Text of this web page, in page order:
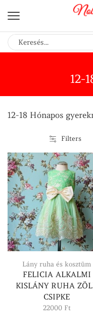
12-
12-18 Hónapos
Filters
Lány ruha és kosztüm
FELICIA ALKALMI
KISLÁNY RUHA
CSIPKE
22000 Ft